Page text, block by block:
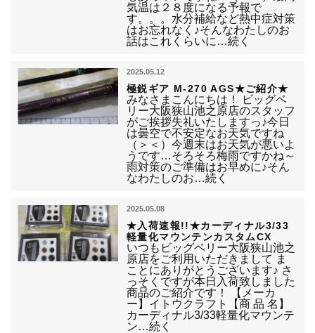
気温は２８度になる予報で
す。。。水分補給など熱中症対策
はお忘れなく♪そんなわたしのお
話はこれくらいに…続く
2025.05.12
極鋭ギア M-270 AGS★ご紹介★
みなさまこんにちは！ ビッグベ
リー大阪狭山池之原店のスタッフ
がご挨拶失礼いたしますっ♪今日
は曇空で不安定なお天気ですね
（＞＜）今週末はお天気が悪いよ
うです…そろそろ梅雨ですかね～
雨対策のご準備はお早めに♪そん
なわたしのお…続く
2025.05.08
★入荷速報!!★カーディナル3/33
軽量化マウンテンカスタムCX
いつもビッグベリー大阪狭山池之
原店をご利用いただきまして ま
ことにありがとうございます♪ さ
っそくですが本日入荷致しました
商品のご紹介です！ 【メーカ
ー】イトウクラフト【商 品 名】
カーディナル3/33軽量化マウンテ
ン…続く